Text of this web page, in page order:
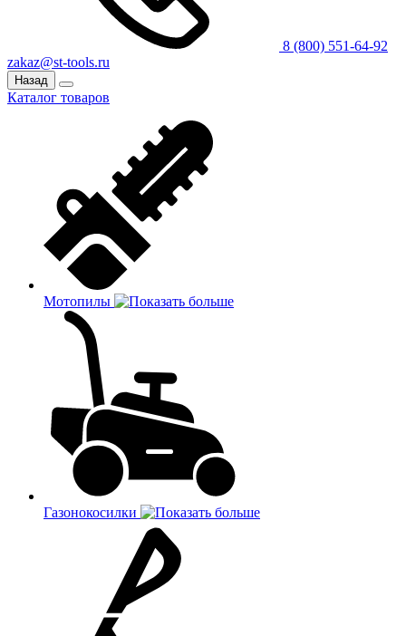
8 (800) 551-64-92
zakaz@st-tools.ru
Назад
Каталог товаров
Мотопилы
Газонокосилки